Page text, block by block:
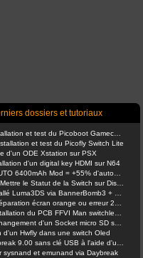
dossiers et tutoriaux
et test du Picofly Switch Lite
d'un ODE Xstation sur PSX
d'un digital key HDMI sur N64
d'un Hwfly dans une switch Oled
sysnand et emunand via Daybreak